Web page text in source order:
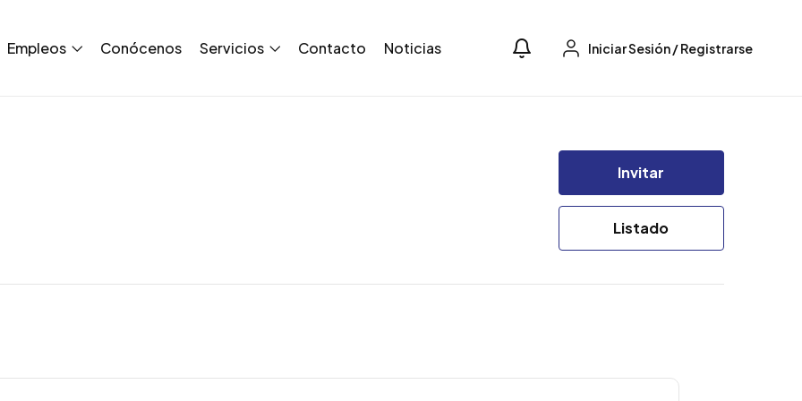
Empleos Conócenos Servicios Contacto Noticias Iniciar Sesión/Registrarse
Invitar
Listado